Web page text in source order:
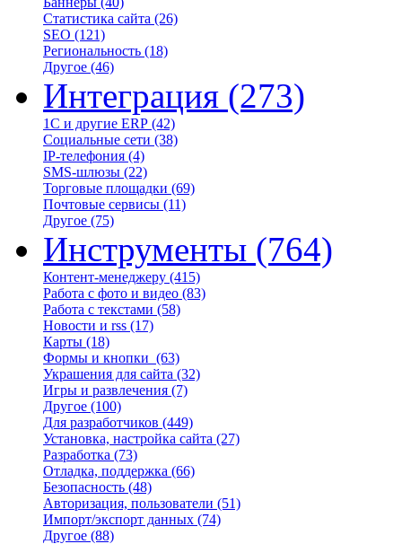
Статистика сайта (26)
SEO (121)
Региональность (18)
Другое (46)
Интеграция (273)
1С и другие ERP (42)
Социальные сети (38)
IP-телефония (4)
SMS-шлюзы (22)
Торговые площадки (69)
Почтовые сервисы (11)
Другое (75)
Инструменты (764)
Контент-менеджеру (415)
Работа с фото и видео (83)
Работа с текстами (58)
Новости и rss (17)
Карты (18)
Формы и кнопки (63)
Украшения для сайта (32)
Игры и развлечения (7)
Другое (100)
Для разработчиков (449)
Установка, настройка сайта (27)
Разработка (73)
Отладка, поддержка (66)
Безопасность (48)
Авторизация, пользователи (51)
Импорт/экспорт данных (74)
Другое (88)